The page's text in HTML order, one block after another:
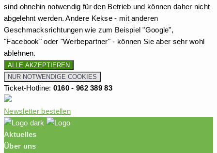
sind ohnehin notwendig für den Betrieb und können daher nicht
abgelehnt werden. Andere Kekse - mit anderen
Geschmacksrichtungen wie zum Beispiel "Google",
"Facebook" oder "Werbepartner" - können Sie aber sehr wohl
ablehnen.
ALLE AKZEPTIEREN
NUR NOTWENDIGE COOKIES
Ticket-Hotline: 0160 - 962 389 83
Newsletter bestellen
Aktuelles
Über uns